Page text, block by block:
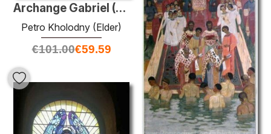
Archange Gabriel (Église de l'Assomption de la Vierge bénie
Petro Kholodny (Elder)
€101.00€59.59